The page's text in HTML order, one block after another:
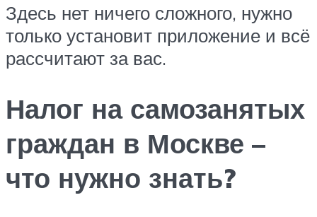
Здесь нет ничего сложного, нужно
только установит приложение и всё
рассчитают за вас.
Налог на самозанятых
граждан в Москве –
что нужно знать?